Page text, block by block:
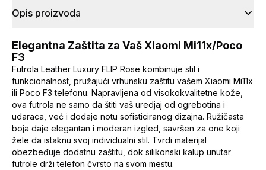
Opis proizvoda
Elegantna Zaštita za Vaš Xiaomi Mi11x/Poco
F3
Futrola Leather Luxury FLIP Rose kombinuje stil i
funkcionalnost, pružajući vrhunsku zaštitu vašem Xiaomi Mi11x
ili Poco F3 telefonu. Napravljena od visokokvalitetne kože,
ova futrola ne samo da štiti vaš uredjaj od ogrebotina i
udaraca, već i dodaje notu sofisticiranog dizajna. Ružičasta
boja daje elegantan i moderan izgled, savršen za one koji
žele da istaknu svoj individualni stil. Tvrdi materijal
obezbeđuje dodatnu zaštitu, dok silikonski kalup unutar
futrole drži telefon čvrsto na svom mestu.